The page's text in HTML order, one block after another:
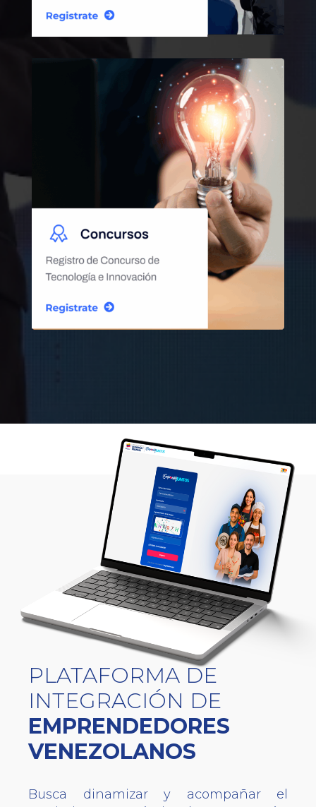
PLATAFORMA DE
INTEGRACIÓN DE
EMPRENDEDORES
VENEZOLANOS
Busca dinamizar y acompañar el